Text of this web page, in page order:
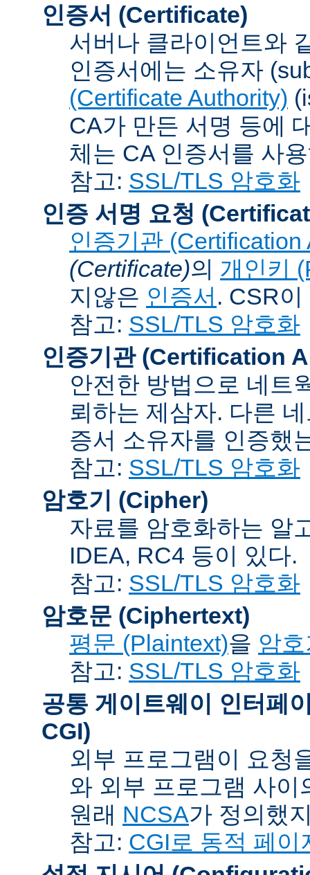
인증서 (Certificate)
서버나 클라이언트와
인증서에는 소유자
(Certificate Authority)
CA가 만든 서명 등에
체는 CA 인증서를 사
참고: SSL/TLS 암호화
인증 서명 요청
인증기관 (Certification
(Certificate)의 개인키
지않은 인증서 . CSR
참고: SSL/TLS 암호화
인증기관 (Certification
안전한 방법으로 네트
뢰하는 제삼자. 다른
증서 소유자를 인증했
참고: SSL/TLS 암호화
암호기 (Cipher)
자료를 암호화하는 알
IDEA, RC4 등이 있다.
참고: SSL/TLS 암호화
암호문 (Ciphertext)
평문 (Plaintext)을 암
참고: SSL/TLS 암호화
공통 게이트웨이 인터페
CGI)
외부 프로그램이 요청
와 외부 프로그램 사
원래 NCSA가 정의했
참고: CGI로 동적 페이